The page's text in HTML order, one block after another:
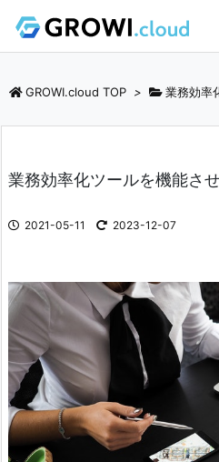
GROWI.cloud TOP > 業務効率
業務効率化ツールを機能さ
2021-05-11 2023-12-07